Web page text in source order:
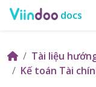
docs
Tài liệu
Kế toán Tài